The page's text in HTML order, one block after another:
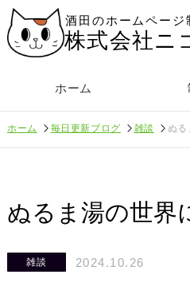
酒田のホームページ
株式会社ニ
ホーム
ホーム 毎日更新ブログ 雑談 ぬる
ぬるま湯の世界
雑談 2024.10.26